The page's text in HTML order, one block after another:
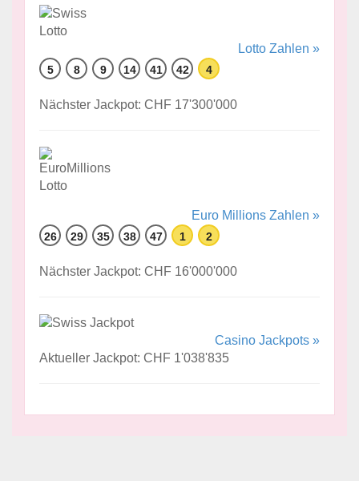
Lotto Zahlen »
5 8 9 14 41 42 4
Nächster Jackpot: CHF 17'300'000
Euro Millions Zahlen »
26 29 35 38 47 1 2
Nächster Jackpot: CHF 16'000'000
Casino Jackpots »
Aktueller Jackpot: CHF 1'038'835